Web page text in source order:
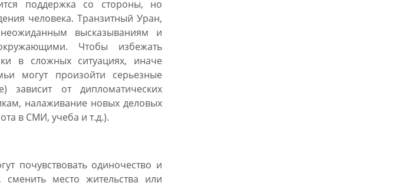
поддержка со стороны, но
человека. Транзитный Уран,
высказываниям и
Чтобы избежать
в сложных ситуациях, иначе
могут произойти серьезные
зависит от дипломатических
налаживание новых деловых
в СМИ, учеба и т.д.).
почувствовать одиночество и
место жительства или